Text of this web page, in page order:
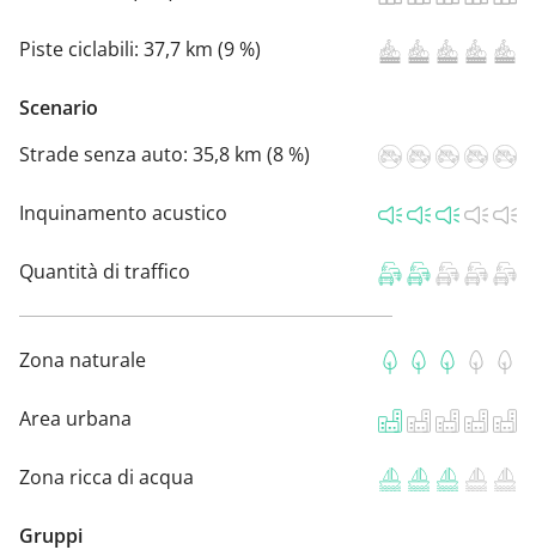
Piste ciclabili: 37,7 km (9 %)
Scenario
Strade senza auto: 35,8 km (8 %)
Inquinamento acustico
Quantità di traffico
Zona naturale
Area urbana
Zona ricca di acqua
Gruppi